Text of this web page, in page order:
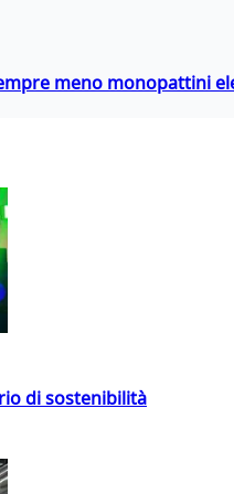
meno monopattini
di sostenibilità